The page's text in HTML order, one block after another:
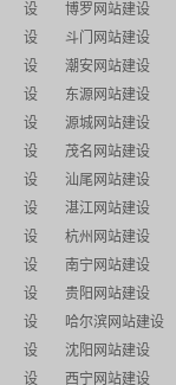
设
博罗网站建设
设
斗门网站建设
设
潮安网站建设
设
东源网站建设
设
源城网站建设
设
茂名网站建设
设
汕尾网站建设
设
湛江网站建设
设
杭州网站建设
设
南宁网站建设
设
贵阳网站建设
设
哈尔滨网站建设
设
沈阳网站建设
设
西宁网站建设